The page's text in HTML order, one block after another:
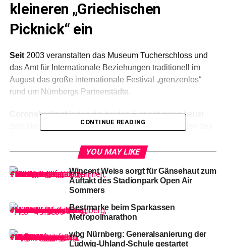
kleineren „Griechischen
Picknick“ ein
Seit2003 veranstalten das Museum Tucherschloss und
das Amt für Internationale Beziehungen traditionell im
August das große internationale Festival „grenzenlos“
rund um Nürnbergs Partnerstädte.
Coronabedingtladen die beiden Einrichtungen heuer
zum kleineren „Griechischen Picknick“ in den Garten des
am Samstag und Sonntag, 14. und 15. August 2021,
Fokus.
Gegründetwurde die heute etwa 71 000 Einwohner
zählende Handels- und Hafenstadt am Golf von Thassos
bereits im 7. Jahrhundert v. Chr.
CONTINUE READING
YOU MAY LIKE
Wincent Weiss sorgt für Gänsehaut zum
Auftakt des Stadionpark Open Air
Sommers
Bestmarke beim Sparkassen
Metropolmarathon
wbg Nürnberg: Generalsanierung der
Ludwig-Uhland-Schule gestartet